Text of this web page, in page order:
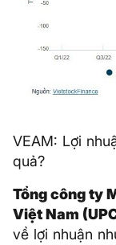
VEAM: Lợi
quả?
Tổng công ty
Việt Nam
về lợi nhuận